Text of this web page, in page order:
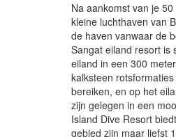
Na aankomst van je
kleine luchthaven van
de haven vanwaar de
Sangat eiland resort is
eiland in een 300
kalksteen
bereiken, en op het
zijn gelegen in een
Island Dive Resort
gebied zijn maar liefst